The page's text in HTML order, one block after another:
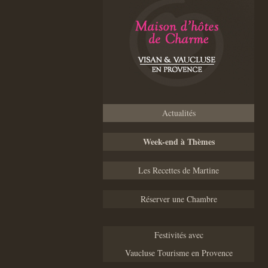
Actualités
Week-end à Thèmes
Les Recettes de Martine
Réserver une Chambre
Festivités avec
Vaucluse Tourisme en Provence